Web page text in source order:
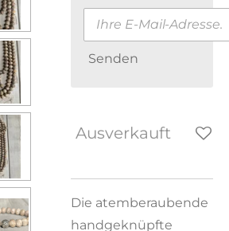
Senden
Ausverkauft
Die atemberaubende
handgeknüpfte